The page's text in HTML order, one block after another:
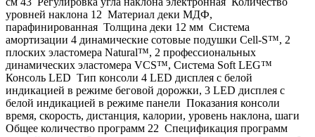
уровней наклона 12 Материал деки МДФ,
парафинированная Толщина деки 12 мм Система
амортизации 4 динамические сотовые подушки Cell-S™, 2
плоских эластомера Natural™, 2 профессиональных
динамических эластомера VCS™, Система Soft LEG™
Консоль LED Тип консоли 4 LED дисплея с белой
индикацией в режиме беговой дорожки, 3 LED дисплея с
белой индикацией в режиме панели Показания консоли
время, скорость, дистанция, калории, уровень наклона, шаги
Общее количество программ 22 Спецификация программ